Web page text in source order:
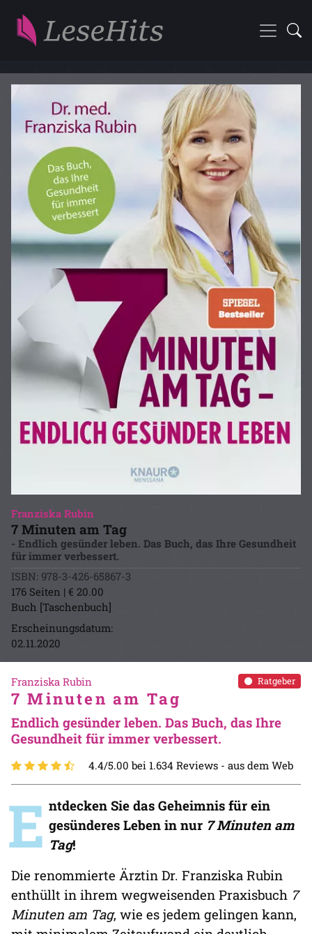
Franziska Rubin
7 Minuten am Tag
- Endlich gesünder leben. Das Buch, das Ihre Gesundheit
für immer verbessert.
ISBN: 978-3-426-65867-3
176 Seiten | € 20.00
Buch [Taschenbuch]
Erscheinungsdatum:
02.11.2020
Ratgeber
Franziska Rubin
7 Minuten am Tag
Endlich gesünder leben. Das Buch, das Ihre
Gesundheit für immer verbessert.
4.4/5.00 bei 1.634 Reviews - aus dem Web
E ntdecken Sie das Geheimnis für ein
gesünderes Leben in nur 7 Minuten am
Tag!
Die renommierte Ärztin Dr. Franziska Rubin
enthüllt in ihrem wegweisenden Praxisbuch 7
Minuten am Tag, wie es jedem gelingen kann,